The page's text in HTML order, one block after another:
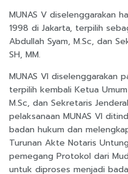
MUNAS V diselenggarakan
1998 di Jakarta, terpilih
Abdullah Syam, M.Sc, dan
SH, MM.
MUNAS VI diselenggarakan
terpilih kembali Ketua
M.Sc, dan Sekretaris
pelaksanaan MUNAS VI
badan hukum dan
Turunan Akte Notaris
pemegang Protokol dari
untuk diproses menjadi